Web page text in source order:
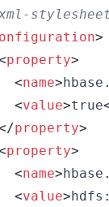
>
property>
<name>
<value>true
property>
property>
<name>
<value>